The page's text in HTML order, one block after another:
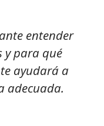
entender
y para qué
ayudará a
adecuada.